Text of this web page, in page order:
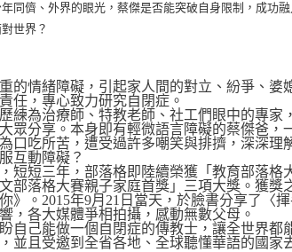
同儕、外界的眼光，蔡傑是否能突破自身限制，成功
世界？
的情緒障礙，引起家人間的對立、紛爭、婆
任，專心致力研究自閉症。
練為治療師、特教老師、社工們眼中的專家
眾分享。本身即有輕微語言障礙的蔡傑爸，
口吃所苦，遭受過許多嘲笑與排擠，深深理
互動障礙？
短短三年，部落格即陸續榮獲「教育部落格
部落格大賽親子家庭首獎」三項大獎。獲獎
》。2015年9月21日當天，於臉書分享了〈
，各大媒體爭相拍攝，感動無數父母。
自己能做一個自閉症的傳教士，讓全世界都
並且受邀到全省各地、全球聽懂華語的國家